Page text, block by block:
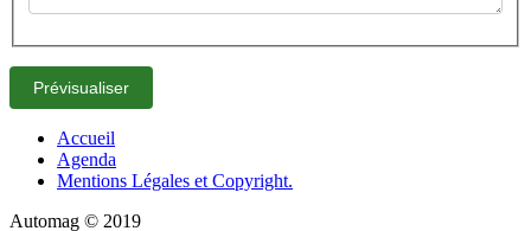
Accueil
Agenda
Mentions Légales et Copyright.
Automag © 2019